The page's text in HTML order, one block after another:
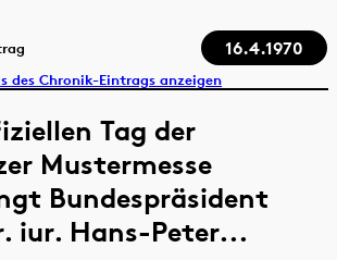
16.4.1970
des Chronik-Eintrags anzeigen
Tag der
Mustermesse
Bundespräsident
iur. Hans-Peter...